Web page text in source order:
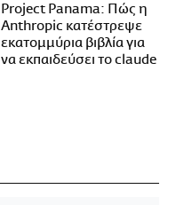
Project Panama: Πώς η
Anthropic κατέστρεψε
εκατομμύρια βιβλία για
να εκπαιδεύσει το claude